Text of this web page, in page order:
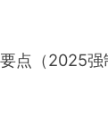
点（2025强